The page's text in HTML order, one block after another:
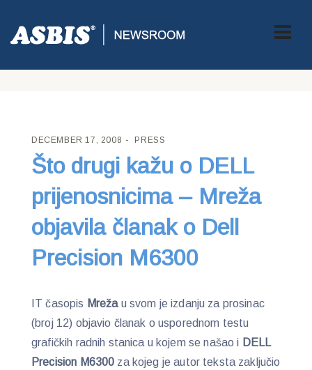
ASBIS CROATIA > PRESS> ŠTO DRUGI KAŽU O DELL
PRIJENOSNICIMA – MREŽA OBJAVILA ČLANAK O DELL
DECEMBER 17, 2008 PRESS
Što drugi kažu o DELL
prijenosnicima – Mreža
objavila članak o Dell
Precision M6300
IT časopis Mrežau svom je izdanju za prosinac
(broj 12) objavio članak o usporednom testu
grafičkih radnih stanica u kojem se našao i DELL
Precision M6300 za kojeg je autor teksta zaključio